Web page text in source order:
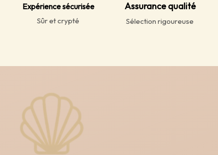
Expérience sécurisée
Sûr et crypté
Assurance qualité
Sélection rigoureuse